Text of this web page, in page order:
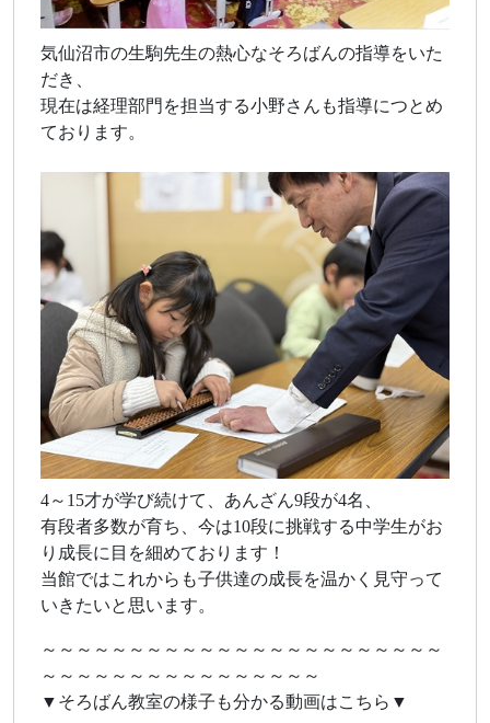
気仙沼市の生駒先生の熱心なそろばんの指導をいた
だき、
現在は経理部門を担当する小野さんも指導につとめ
ております。
4～15才が学び続けて、あんざん9段が4名、
有段者多数が育ち、今は10段に挑戦する中学生がお
り成長に目を細めております！
当館ではこれからも子供達の成長を温かく見守って
いきたいと思います。
～～～～～～～～～～～～～～～～～～～～～～～
～～～～～～～～～～～～～～～～
▼そろばん教室の様子も分かる動画はこちら▼